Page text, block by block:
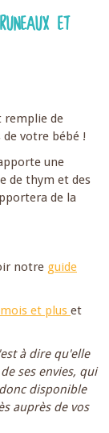
ET
remplie de
votre bébé !
une
de thym et des
de la
notre guide
et plus et
à dire qu'elle
ses envies, qui
disponible
auprès de vos